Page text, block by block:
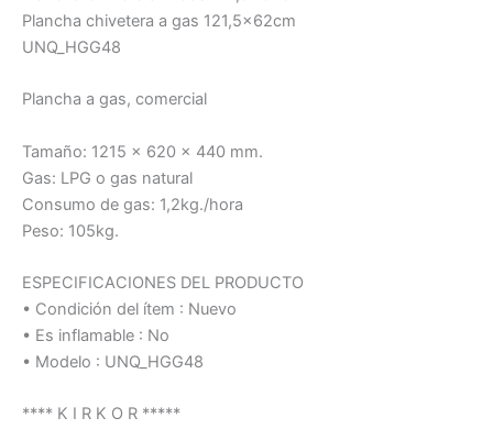
Plancha chivetera a gas 121,5x62cm
UNQ_HGG48
Plancha a gas, comercial
Tamaño: 1215 x 620 x 440 mm.
Gas: LPG o gas natural
Consumo de gas: 1,2kg./hora
Peso: 105kg.
ESPECIFICACIONES DEL PRODUCTO
• Condición del ítem : Nuevo
• Es inflamable : No
• Modelo : UNQ_HGG48
**** K I R K O R *****